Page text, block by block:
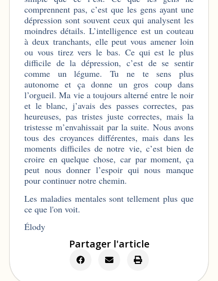
comprennent pas, c’est que les gens ayant une
dépression sont souvent ceux qui analysent les
moindres détails. L’intelligence est un couteau
à deux tranchants, elle peut vous amener loin
ou vous tirez vers le bas. Ce qui est le plus
difficile de la dépression, c’est de se sentir
comme un légume. Tu ne te sens plus
autonome et ça donne un gros coup dans
l’orgueil. Ma vie a toujours alterné entre le noir
et le blanc, j’avais des passes correctes, pas
heureuses, pas tristes juste correctes, mais la
tristesse m’envahissait par la suite. Nous avons
tous des croyances différentes, mais dans les
moments difficiles de notre vie, c’est bien de
croire en quelque chose, car par moment, ça
peut nous donner l’espoir qui nous manque
pour continuer notre chemin.
Les maladies mentales sont tellement plus que
ce que l'on voit.
Élody
Partager l'article